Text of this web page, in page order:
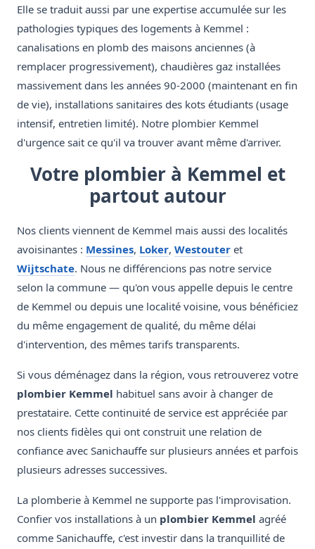
Elle se traduit aussi par une expertise accumulée sur les
pathologies typiques des logements à Kemmel :
canalisations en plomb des maisons anciennes (à
remplacer progressivement), chaudières gaz installées
massivement dans les années 90-2000 (maintenant en fin
de vie), installations sanitaires des kots étudiants (usage
intensif, entretien limité). Notre plombier Kemmel
d'urgence sait ce qu'il va trouver avant même d'arriver.
Votre plombier à Kemmel et
partout autour
Nos clients viennent de Kemmel mais aussi des localités
avoisinantes : Messines, Loker, Westouter et
Wijtschate. Nous ne différencions pas notre service
selon la commune — qu'on vous appelle depuis le centre
de Kemmel ou depuis une localité voisine, vous bénéficiez
du même engagement de qualité, du même délai
d'intervention, des mêmes tarifs transparents.
Si vous déménagez dans la région, vous retrouverez votre
plombier Kemmel habituel sans avoir à changer de
prestataire. Cette continuité de service est appréciée par
nos clients fidèles qui ont construit une relation de
confiance avec Sanichauffe sur plusieurs années et parfois
plusieurs adresses successives.
La plomberie à Kemmel ne supporte pas l'improvisation.
Confier vos installations à un plombier Kemmel agréé
comme Sanichauffe, c'est investir dans la tranquillité de